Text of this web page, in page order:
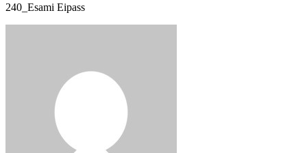
240_Esami Eipass